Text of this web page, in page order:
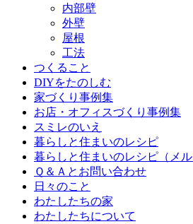
内部壁
外壁
屋根
工法
つくること
DIYをたのしむ
家づくり事例集
お店・オフィスづくり事例集
スミレのいえ
暮らしと住まいのレシピ
暮らしと住まいのレシピ（メル
Ｑ＆Ａとお問い合わせ
日々のこと
わたしたちの家
わたしたちについて